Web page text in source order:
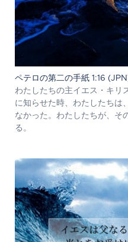
ペテロの第二の手紙 1:16
わたしたちの主イエス・キリ
に知らせた時、わたしたちは
なかった。わたしたちが、そ
る。